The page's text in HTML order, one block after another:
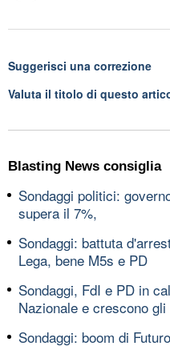
Suggerisci una correzione
Valuta il titolo di questo
Blasting News consiglia
Sondaggi politici:
supera il 7%,
Sondaggi: battuta
Lega, bene M5s e PD
Sondaggi, FdI e PD in
Nazionale e crescono
Sondaggi: boom di